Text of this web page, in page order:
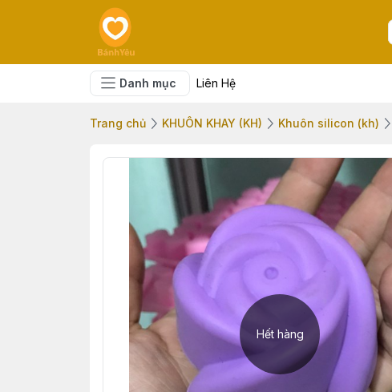
Danh mục Liên Hệ
Trang chủ KHUÔN KHAY (KH) Khuôn silicon (kh)
Hết hàng